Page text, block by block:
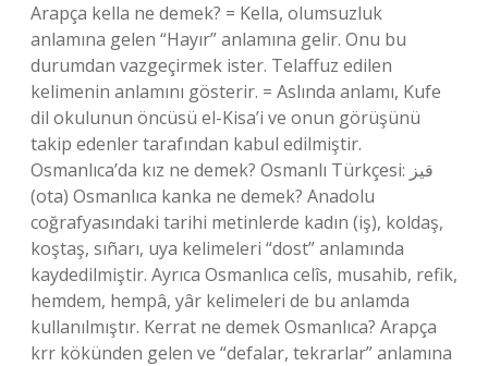
Arapça kella ne demek? = Kella, olumsuzluk
anlamına gelen “Hayır” anlamına gelir. Onu bu
durumdan vazgeçirmek ister. Telaffuz edilen
kelimenin anlamını gösterir. = Aslında anlamı, Kufe
dil okulunun öncüsü el-Kisa’i ve onun görüşünü
takip edenler tarafından kabul edilmiştir.
Osmanlıca’da kız ne demek? Osmanlı Türkçesi: قیز‎
(ota) Osmanlıca kanka ne demek? Anadolu
coğrafyasındaki tarihi metinlerde kadın (iş), koldaş,
koştaş, sıñarı, uya kelimeleri “dost” anlamında
kaydedilmiştir. Ayrıca Osmanlıca celîs, musahib, refik,
hemdem, hempâ, yâr kelimeleri de bu anlamda
kullanılmıştır. Kerrat ne demek Osmanlıca? Arapça
krr kökünden gelen ve “defalar, tekrarlar” anlamına